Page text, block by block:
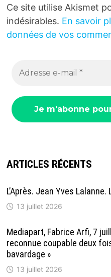
Ce site utilise Akismet
indésirables. En savoir
données de vos
ARTICLES RÉCENTS
L’Après. Jean Yves
13 juillet 2026
Mediapart, Fabrice Arfi, 7
reconnue coupable deux
bavardage »
13 juillet 2026